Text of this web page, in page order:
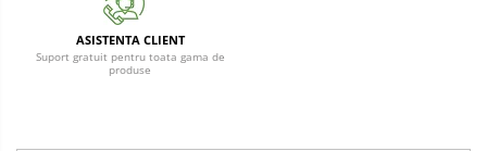
ASISTENTA CLIENT
Suport gratuit pentru toata gama de
produse